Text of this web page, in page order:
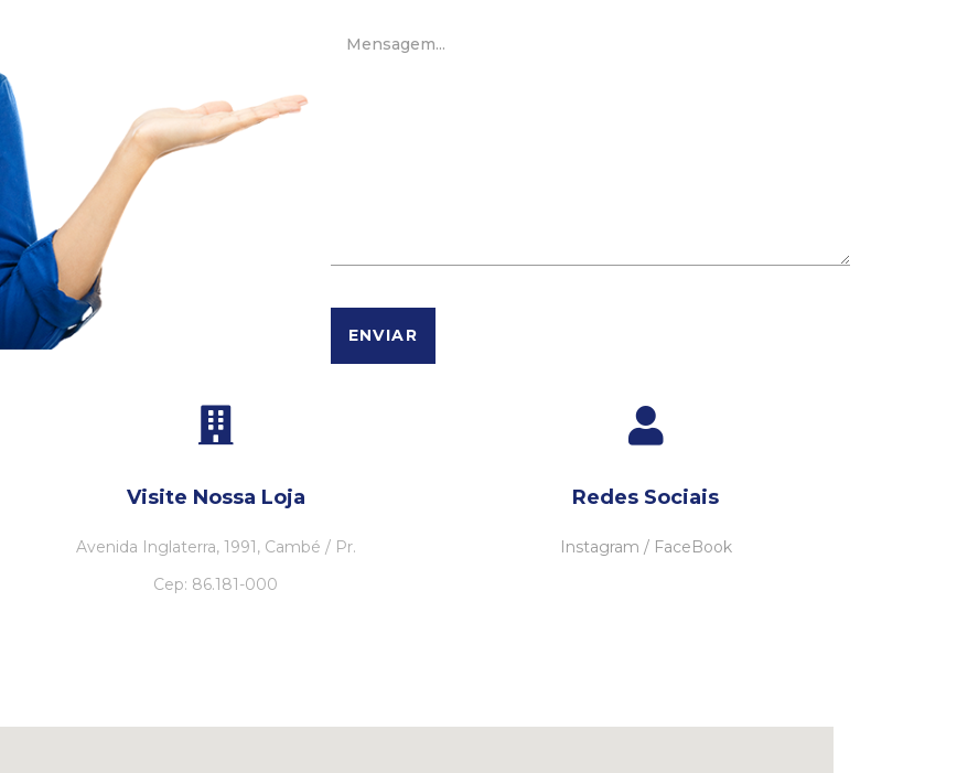
ENVIAR
Visite Nossa Loja
Avenida Inglaterra, 1991, Cambé / Pr.
Cep: 86.181-000
Redes Sociais
Instagram / FaceBook